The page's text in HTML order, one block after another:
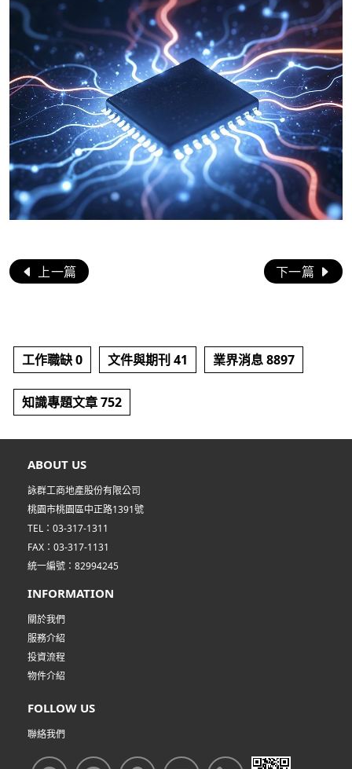
上一篇 下一篇
工作職缺 0 文件與期刊 41 業界消息 8897
知識專題文章 752
ABOUT US
詠群工商地產股份有限公司
桃園市桃園區中正路1391號
TEL：03-317-1311
FAX：03-317-1131
統一編號：82994245
INFORMATION
關於我們
服務介紹
投資流程
物件介紹
FOLLOW US
聯絡我們